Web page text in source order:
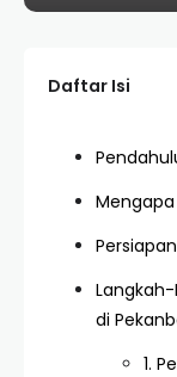
Daftar Isi
di
1.